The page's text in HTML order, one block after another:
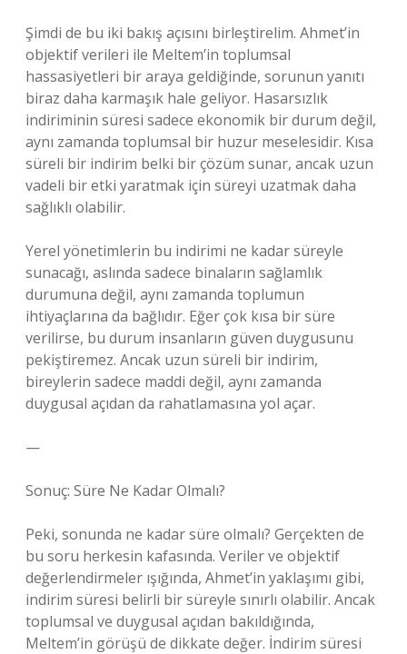
Şimdi de bu iki bakış açısını birleştirelim. Ahmet’in
objektif verileri ile Meltem’in toplumsal
hassasiyetleri bir araya geldiğinde, sorunun yanıtı
biraz daha karmaşık hale geliyor. Hasarsızlık
indiriminin süresi sadece ekonomik bir durum değil,
aynı zamanda toplumsal bir huzur meselesidir. Kısa
süreli bir indirim belki bir çözüm sunar, ancak uzun
vadeli bir etki yaratmak için süreyi uzatmak daha
sağlıklı olabilir.
Yerel yönetimlerin bu indirimi ne kadar süreyle
sunacağı, aslında sadece binaların sağlamlık
durumuna değil, aynı zamanda toplumun
ihtiyaçlarına da bağlıdır. Eğer çok kısa bir süre
verilirse, bu durum insanların güven duygusunu
pekiştiremez. Ancak uzun süreli bir indirim,
bireylerin sadece maddi değil, aynı zamanda
duygusal açıdan da rahatlamasına yol açar.
—
Sonuç: Süre Ne Kadar Olmalı?
Peki, sonunda ne kadar süre olmalı? Gerçekten de
bu soru herkesin kafasında. Veriler ve objektif
değerlendirmeler ışığında, Ahmet’in yaklaşımı gibi,
indirim süresi belirli bir süreyle sınırlı olabilir. Ancak
toplumsal ve duygusal açıdan bakıldığında,
Meltem’in görüşü de dikkate değer. İndirim süresi